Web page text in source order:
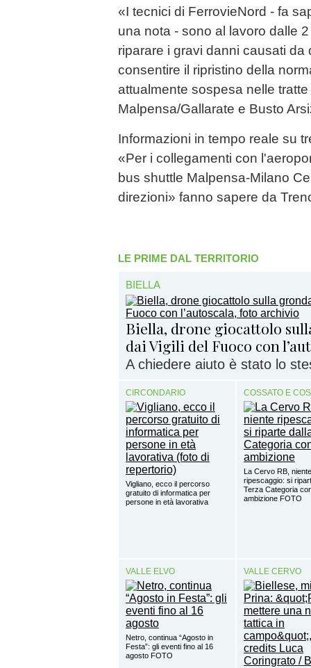
«I tecnici di FerrovieNord - fa
una nota - sono al lavoro dalle
riparare i gravi danni causati da
consentire il ripristino della
attualmente sospesa nelle
Malpensa/Gallarate e Busto
Informazioni in tempo reale su
«Per i collegamenti con
bus shuttle Malpensa-Milano
direzioni» fanno sapere da
LE PRIME DAL TERRITORIO
BIELLA
Biella, drone giocattolo
dai Vigili del Fuoco con
A chiedere aiuto è stato lo
CIRCONDARIO
Vigliano, ecco il percorso
gratuito di informatica per
persone in età lavorativa
COSSATO E
La Cervo RB, niente
ripescaggio: si
Terza Categoria
ambizione FOTO
VALLE ELVO
Netro, continua “Agosto in
Festa”: gli eventi fino al 16
agosto FOTO
VALLE CERVO